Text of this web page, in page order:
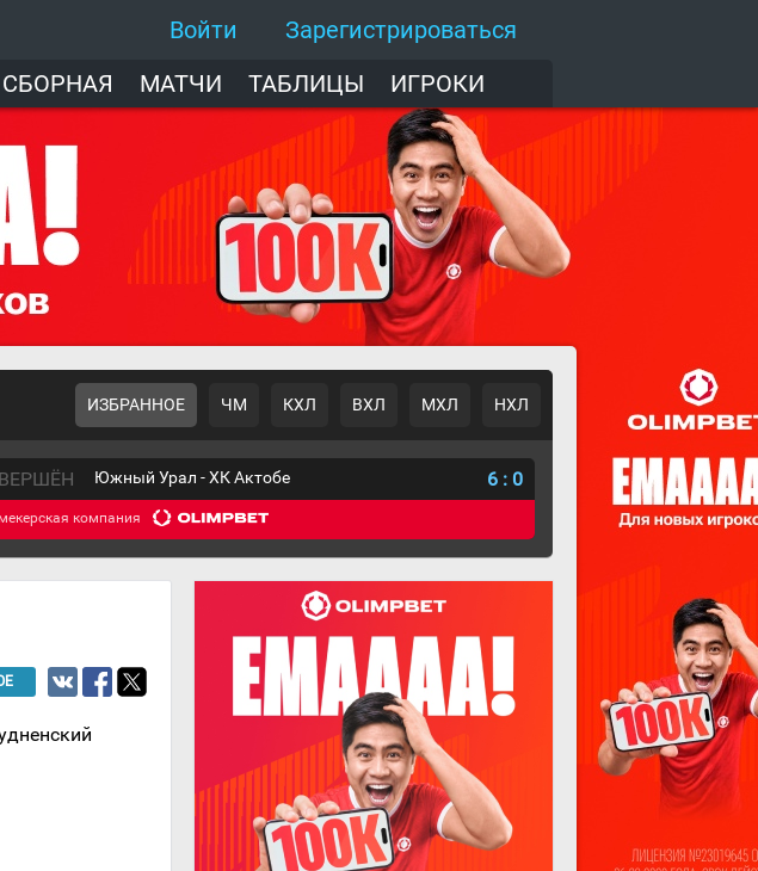
Войти
Зарегистрироваться
СБОРНАЯ МАТЧИ ТАБЛИЦЫ ИГРОКИ
ИЗБРАННОЕ ЧМ КХЛ ВХЛ МХЛ НХЛ
Южный Урал - ХК Актобе 6 : 0
компания